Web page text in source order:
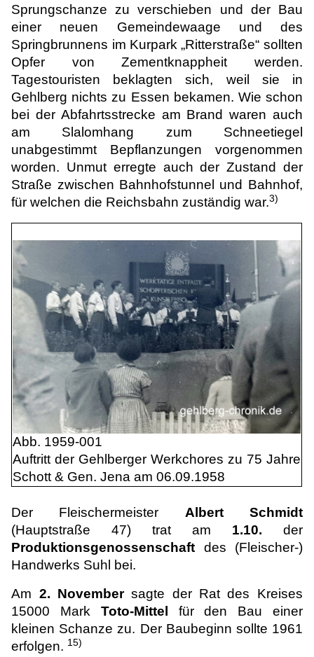
Sprungschanze zu verschieben und der Bau
einer neuen Gemeindewaage und des
Springbrunnens im Kurpark „Ritterstraße“ sollten
Opfer von Zementknappheit werden.
Tagestouristen beklagten sich, weil sie in
Gehlberg nichts zu Essen bekamen. Wie schon
bei der Abfahrtsstrecke am Brand waren auch
am Slalomhang zum Schneetiegel
unabgestimmt Bepflanzungen vorgenommen
worden. Unmut erregte auch der Zustand der
Straße zwischen Bahnhofstunnel und Bahnhof,
für welchen die Reichsbahn zuständig war.3)
Abb. 1959-001
Auftritt der Gehlberger Werkchores zu 75 Jahre
Schott & Gen. Jena am 06.09.1958
Der Fleischermeister Albert Schmidt
(Hauptstraße 47) trat am 1.10. der
Produktionsgenossenschaft des (Fleischer-)
Handwerks Suhl bei.
Am 2. Novembersagte der Rat des Kreises
15000 Mark Toto-Mittel
für den Bau einer
kleinen Schanze zu. Der Baubeginn sollte 1961
erfolgen. 15)